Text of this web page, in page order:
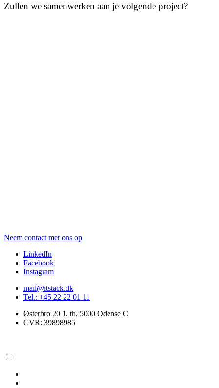
Zullen we samenwerken aan je volgende project?
Neem contact met ons op
LinkedIn
Facebook
Instagram
mail@itstack.dk
Tel.: +45 22 22 01 11
Østerbro 20 1. th, 5000 Odense C
CVR: 39898985